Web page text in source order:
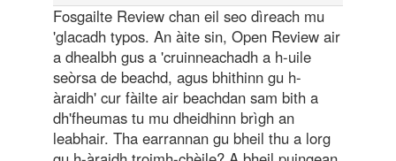
Fosgailte Review chan eil seo dìreach mu
'glacadh typos. An àite sin, Open Review air
a dhealbh gus a 'cruinneachadh a h-uile
seòrsa de beachd, agus bhithinn gu h-
àraidh' cur fàilte air beachdan sam bith a
dh'fheumas tu mu dheidhinn brìgh an
leabhair. Tha earrannan gu bheil thu a lorg